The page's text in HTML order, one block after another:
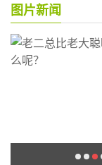
图片新闻